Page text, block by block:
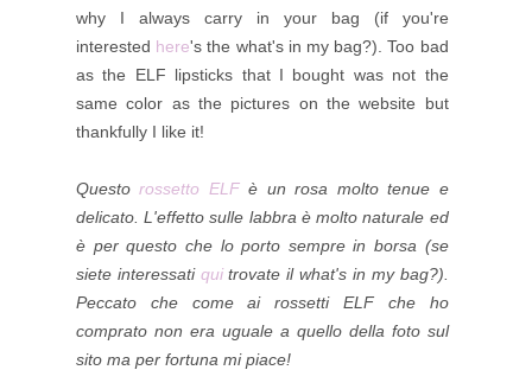
why I always carry in your bag (if you're
interested here's the what's in my bag?). Too bad
as the ELF lipsticks that I bought was not the
same color as the pictures on the website but
thankfully I like it!
Questorossetto ELFè un rosa molto tenue e
delicato. L'effetto sulle labbra è molto naturale ed
è per questo che lo porto sempre in borsa (se
siete interessati quitrovate il what's in my bag?).
Peccato che come ai rossetti ELF che ho
comprato non era uguale a quello della foto sul
sito ma per fortuna mi piace!